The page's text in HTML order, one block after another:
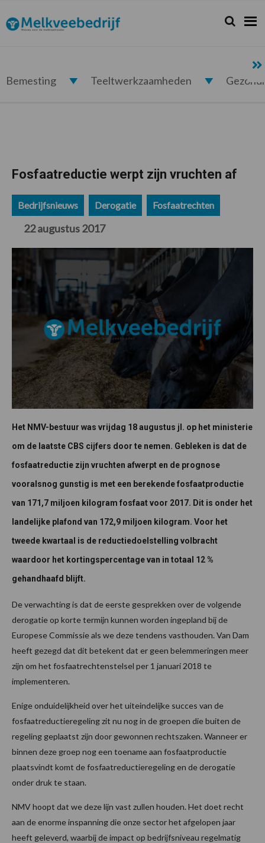
de
hoofdnavigatie
de
hoofd
de
eerste
de
voettekst
Melkveebedrijf.nl Zoeken...
Zoek
Bemesting Teeltwerkzaamheden
Fosfaatreductie werpt zijn vruchten af
Bedrijfsnieuws Derogatie Fosfaatrechten
22 augustus 2017
Het NMV-bestuur was vrijdag 18 augustus jl. op het ministerie
om de laatste CBS cijfers door te nemen. Gebleken is dat de
fosfaatreductie zijn vruchten afwerpt en de prognose
vooralsnog gunstig is met een berekende fosfaatproductie
van 171,7 miljoen kilogram fosfaat voor 2017. Dit is onder het
landelijke plafond van 172,9 miljoen kilogram. Voor het
tweede kwartaal is de reductiedoelstelling volbracht
waardoor het kortingspercentage van in totaal 12 %
gehandhaafd blijft.
De verwachting is dat de eerste gesprekken over de volgende
derogatie op korte termijn kunnen worden ingepland bij de
Europese Commissie als we deze tendens vasthouden. Van Dam
heeft gezegd dat dit betekent dat er geen belemmeringen meer
zijn om het fosfaatrechtenstelsel per 1 januari 2018 te
implementeren.
Enige onduidelijkheid over het uiteindelijke succes van de
fosfaatreductieregeling zit nu nog in de groepen die buiten de
regeling geplaatst zijn door gewonnen rechtszaken. Wanneer er
binnen deze groep nog een toename aan fosfaatproductie
plaatsvindt komt de fosfaatreductieregeling en de derogatie
onder druk te staan.
NMV hoopt dat we deze lijn vast zullen houden. Het doet recht
aan de enorme inspanning die onze sector het afgelopen jaar
heeft geleverd, waarbij de impact op bedrijfsniveau regelmatig